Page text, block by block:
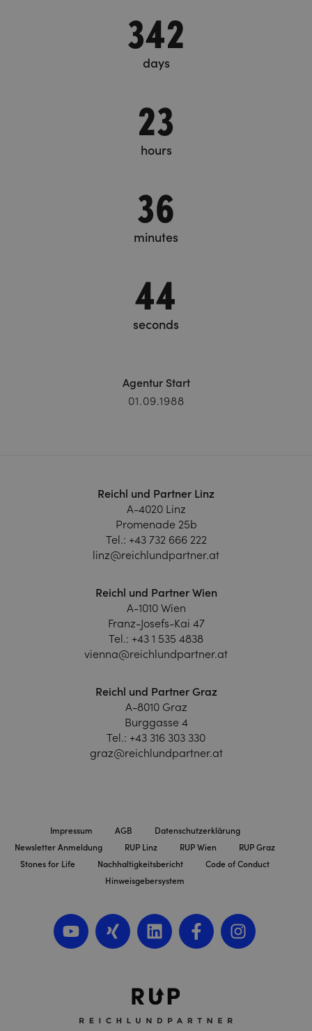
342
days
23
hours
36
minutes
44
seconds
Agentur Start
01.09.1988
Reichl und Partner Linz
A-4020 Linz
Promenade 25b
Tel.: +43 732 666 222
linz@reichlundpartner.at
Reichl und Partner Wien
A-1010 Wien
Franz-Josefs-Kai 47
Tel.: +43 1 535 4838
vienna@reichlundpartner.at
Reichl und Partner Graz
A-8010 Graz
Burggasse 4
Tel.: +43 316 303 330
graz@reichlundpartner.at
Impressum AGB
Datenschutzerklärung
Newsletter Anmeldung
RUP Linz RUP Wien
RUP Graz
Stones for Life
Nachhaltigkeitsbericht
Code of Conduct
Hinweisgebersystem